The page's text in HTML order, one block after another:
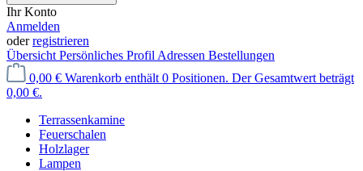
Ihr Konto
Anmelden
oderregistrieren
Übersicht Persönliches Profil Adressen Bestellungen
0,00 € Warenkorb enthält 0 Positionen. Der Gesamtwert beträgt
0,00 €.
Terrassenkamine
Feuerschalen
Holzlager
Lampen